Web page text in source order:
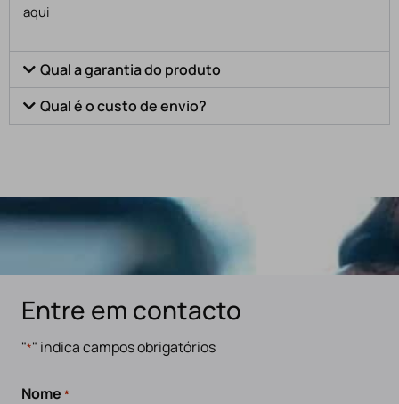
aqui
Qual a garantia do produto
Qual é o custo de envio?
Entre em contacto
"*" indica campos obrigatórios
Nome *